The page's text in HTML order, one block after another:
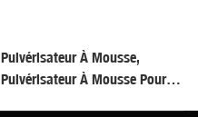
Pulvérisateur À Mousse,
Pulvérisateur À Mousse Pour